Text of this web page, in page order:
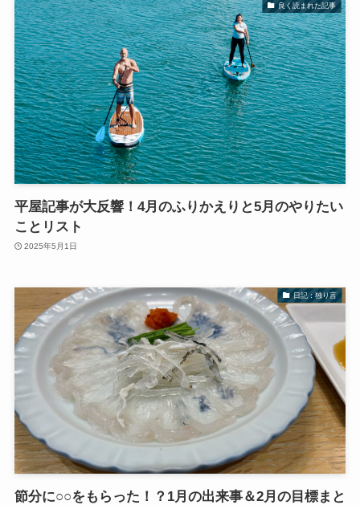
良く読まれた記事
平屋記事が大反響！4月のふりかえりと5月のやりたい
ことリスト
2025年5月1日
日記：独り言
節分に○○をもらった！？1月の出来事＆2月の目標まと